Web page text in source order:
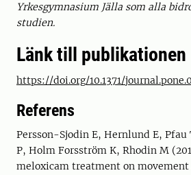
Yrkesgymnasium Jälla som alla
studien.
Länk till publikationen
https://doi.org/10.1371/
Referens
Persson-Sjodin E, Hernlund E, Pfau
P, Holm Forsström K, Rhodin M
meloxicam treatment on